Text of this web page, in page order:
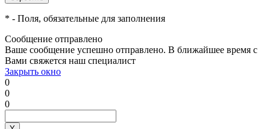
* - Поля, обязательные для заполнения
Сообщение отправлено
Ваше сообщение успешно отправлено. В ближайшее время с
Вами свяжется наш специалист
Закрыть окно
0
0
0